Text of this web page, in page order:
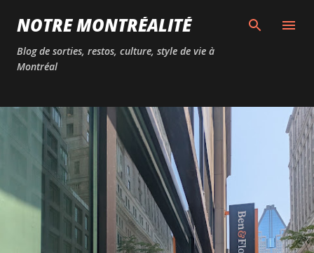
Passer au contenu principal
NOTRE MONTRÉALITÉ
Blog de sorties, restos, culture, style de vie à
Montréal